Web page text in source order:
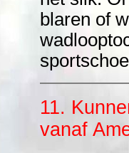
blaren of
11.
vanaf